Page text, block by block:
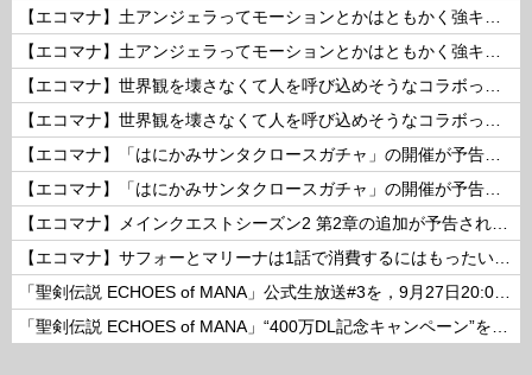
【エコマナ】土アンジェラってモーションとかはともかく強キャラなの？
【エコマナ】土アンジェラってモーションとかはともかく強キャラなの？
【エコマナ】世界観を壊さなくて人を呼び込めそうなコラボって何があるだろう？
【エコマナ】世界観を壊さなくて人を呼び込めそうなコラボって何があるだろう？
【エコマナ】「はにかみサンタクロースガチャ」の開催が予告されたぞ！
【エコマナ】「はにかみサンタクロースガチャ」の開催が予告されたぞ！
【エコマナ】メインクエストシーズン2 第2章の追加が予告されたぞ！
【エコマナ】サフォーとマリーナは1話で消費するにはもったいないコンビだった
「聖剣伝説 ECHOES of MANA」公式生放送#3を，9月27日20:00より配信
「聖剣伝説 ECHOES of MANA」“400万DL記念キャンペーン”を開催